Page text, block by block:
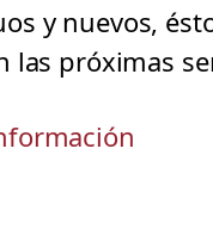
y nuevos,
las próximas